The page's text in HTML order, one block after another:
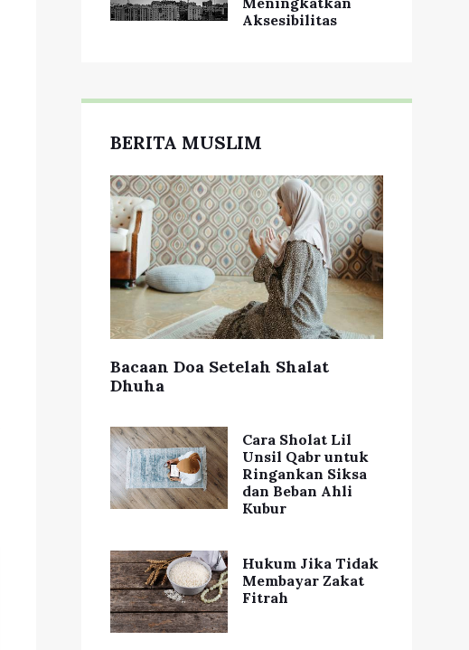
Aksesibilitas
BERITA MUSLIM
Bacaan Doa Setelah Shalat
Dhuha
Cara Sholat Lil
Unsil Qabr untuk
Ringankan Siksa
dan Beban Ahli
Kubur
Hukum Jika Tidak
Membayar Zakat
Fitrah